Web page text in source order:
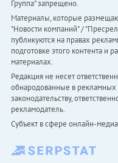
Группа" запрещено.
Материалы, которые
"Новости компаний" /
публикуются на правах
подготовке этого контента и
материалах.
Редакция не несет
обнародованные в рекламных
законодательству,
рекламодатель.
Субъект в сфере онлайн-